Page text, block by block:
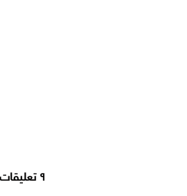
‫۹ تعليقات